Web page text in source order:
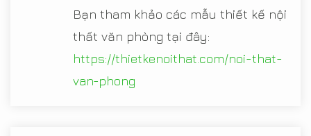
Bạn tham khảo các mẫu thiết kế nội
thất văn phòng tại đây:
https://thietkenoithat.com/noi-that-
van-phong